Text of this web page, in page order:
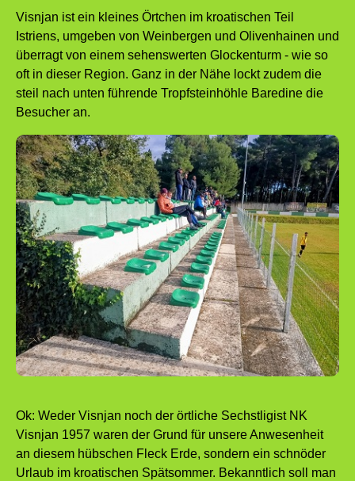
Visnjan ist ein kleines Örtchen im kroatischen Teil
Istriens, umgeben von Weinbergen und Olivenhainen und
überragt von einem sehenswerten Glockenturm - wie so
oft in dieser Region. Ganz in der Nähe lockt zudem die
steil nach unten führende Tropfsteinhöhle Baredine die
Besucher an.
Ok: Weder Visnjan noch der örtliche Sechstligist NK
Visnjan 1957 waren der Grund für unsere Anwesenheit
an diesem hübschen Fleck Erde, sondern ein schnöder
Urlaub im kroatischen Spätsommer. Bekanntlich soll man